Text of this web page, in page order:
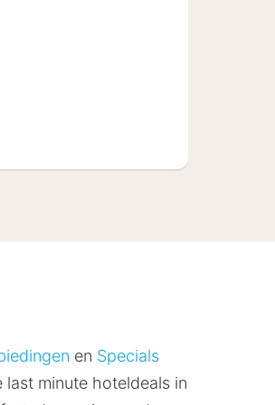
en Specials
minute hoteldeals in